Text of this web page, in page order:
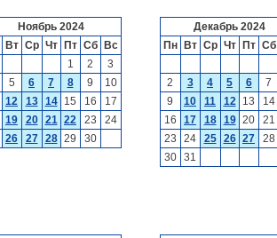
Ноябрь 2024
Вт Ср Чт Пт Сб
Вс
1
2
3
5 6 7 8 9
10
12 13 14 15 16
17
19 20 21 22 23
24
26 27 28 29 30
Декабрь 2024
Пн
Вт Ср Чт Пт Сб
2
3 4 5 6 7
9
10 11 12 13 14
16
17 18 19 20 21
23
24 25 26 27 28
30
31